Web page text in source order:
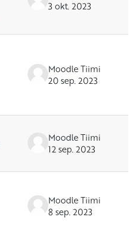
3 okt. 2023
Moodle Tiimi
20 sep. 2023
Moodle Tiimi
12 sep. 2023
Moodle Tiimi
8 sep. 2023